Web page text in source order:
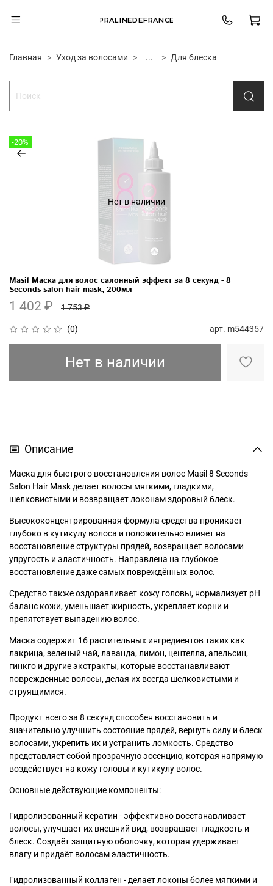
PRALINEDEFRANCE
Главная Уход за волосами ... Для блеска
Нет в наличии
-20%
(0) арт. m544357
Masil Маска для волос салонный эффект за 8 секунд - 8
Seconds salon hair mask, 200мл
1 402 ₽ 1 753 ₽
Нет в наличии
Описание
Маска для быстрого восстановления волос Masil 8 Seconds
Salon Hair Mask делает волосы мягкими, гладкими,
шелковистыми и возвращает локонам здоровый блеск.
Высококонцентрированная формула средства проникает
глубоко в кутикулу волоса и положительно влияет на
восстановление структуры прядей, возвращает волосами
упругость и эластичность. Направлена на глубокое
восстановление даже самых повреждённых волос.
Средство также оздоравливает кожу головы, нормализует рН
баланс кожи, уменьшает жирность, укрепляет корни и
препятствует выпадению волос.
Маска содержит 16 растительных ингредиентов таких как
лакрица, зеленый чай, лаванда, лимон, центелла, апельсин,
гинкго и другие экстракты, которые восстанавливают
поврежденные волосы, делая их всегда шелковистыми и
струящимися.
Продукт всего за 8 секунд способен восстановить и
значительно улучшить состояние прядей, вернуть силу и блеск
волосами, укрепить их и устранить ломкость. Средство
представляет собой прозрачную эссенцию, которая напрямую
воздействует на кожу головы и кутикулу волос.
Основные действующие компоненты:
Гидролизованный кератин - эффективно восстанавливает
волосы, улучшает их внешний вид, возвращает гладкость и
блеск. Создаёт защитную оболочку, которая удерживает
влагу и придаёт волосам эластичность.
Гидролизованный коллаген - делает локоны более мягкими и